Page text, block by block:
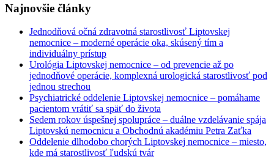
Najnovšie články
Jednodňová očná zdravotná starostlivosť Liptovskej
nemocnice – moderné operácie oka, skúsený tím a
individuálny prístup
Urológia Liptovskej nemocnice – od prevencie až po
jednodňové operácie, komplexná urologická starostlivosť pod
jednou strechou
Psychiatrické oddelenie Liptovskej nemocnice – pomáhame
pacientom vrátiť sa späť do života
Sedem rokov úspešnej spolupráce – duálne vzdelávanie spája
Liptovskú nemocnicu a Obchodnú akadémiu Petra Zaťka
Oddelenie dlhodobo chorých Liptovskej nemocnice – miesto,
kde má starostlivosť ľudskú tvár